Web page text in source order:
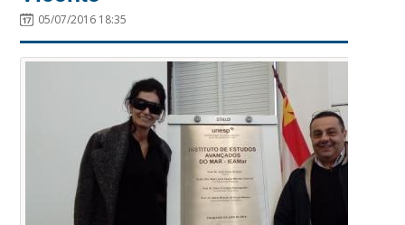
05/07/2016 18:35